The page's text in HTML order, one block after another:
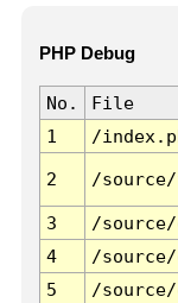
PHP Debug
No. File
1
/
2 /
3 /
4
/
5
/